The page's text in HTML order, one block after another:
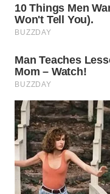
WN
INDRAMAYU
KUNINGAN
MAJALENGKA
WN
SUBANG
WN